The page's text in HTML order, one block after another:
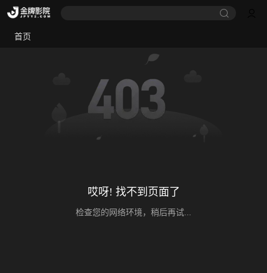
首页
哎呀! 找不到页面了
检查您的网络环境，稍后再试...